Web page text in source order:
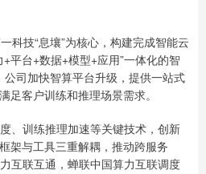
科技“息壤”为核心，构建完成智能云
平台+数据+模型+应用”一体化的智
司加快智算平台升级，提供一站式
足客户训练和推理场景需求。
、训练推理加速等关键技术，创新
架与工具三重解耦，推动跨服务
互联互通，蝉联中国算力互联调度